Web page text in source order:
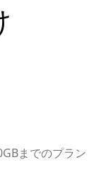
までのプラン